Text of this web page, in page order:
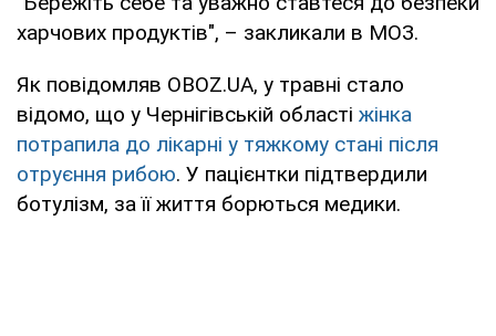
харчових продуктів", – закликали в МОЗ.
Як повідомляв OBOZ.UA, у травні стало
відомо, що у Чернігівській області жінка
потрапила до лікарні у тяжкому стані після
отруєння рибою. У пацієнтки підтвердили
ботулізм, за її життя борються медики.